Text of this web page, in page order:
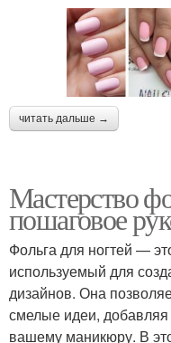
читать дальше →
Мастерство
пошаговое
Фольга для ногтей —
используемый для
дизайнов. Она
смелые идеи,
вашему маникюру. В